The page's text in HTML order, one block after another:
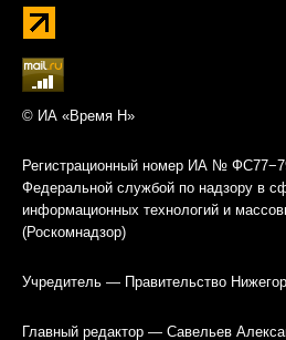
© ИА «Время Н»
Регистрационный номер ИА №
Федеральной службой по надзору в
информационных технологий и
(Роскомнадзор)
Учредитель — Правительство
Главный редактор — Савельев